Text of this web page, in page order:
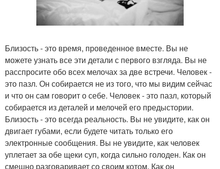
Близость - это время, проведенное вместе. Вы не
можете узнать все эти детали с первого взгляда. Вы не
расспросите обо всех мелочах за две встречи. Человек -
это пазл. Он собирается не из того, что мы видим сейчас
и что он сам говорит о себе. Человек - это пазл, который
собирается из деталей и мелочей его предыстории.
Близость - это всегда реальность. Вы не увидите, как он
двигает губами, если будете читать только его
электронные сообщения. Вы не увидите, как человек
уплетает за обе щеки суп, когда сильно голоден. Как он
смешно разговаривает со своим котом. Как он